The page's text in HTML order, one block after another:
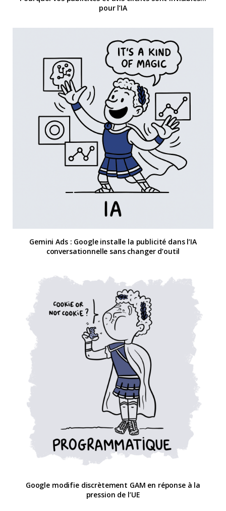
pour l’IA
Gemini Ads : Google installe la publicité dans l’IA
conversationnelle sans changer d’outil
Google modifie discrètement GAM en réponse à la
pression de l’UE